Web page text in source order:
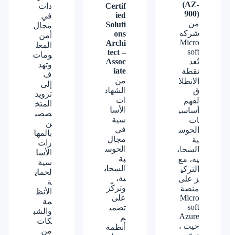
(AZ-
900)
من
شركة
Micro
soft
تُعد
نقطة
الانطلا
ق
لفهم
أساسي
ات
الحوس
بة
السحاب
ية، مع
التركي
ز على
منصة
Micro
soft
Azure
، حيث
Certif
ied
Soluti
ons
Archi
tect –
Assoc
iate
من
الشهاد
ات
الأسا
سية
في
مجال
الحوس
بة
السحاب
ية،
وتركّز
على
تصمي
م
أنظمة
دات
في
مجال
أمن
المعل
ومات
وتهد
ف
إلى
تزويد
المتخ
صصي
ن
بالمها
رات
الأسا
سية
لحماي
ة
الأنظ
مة
والشب
كات
من